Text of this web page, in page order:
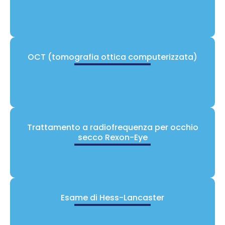
OCT (tomografia ottica computerizzata)
Trattamento a radiofrequenza per occhio
secco Rexon-Eye
Esame di Hess-Lancaster